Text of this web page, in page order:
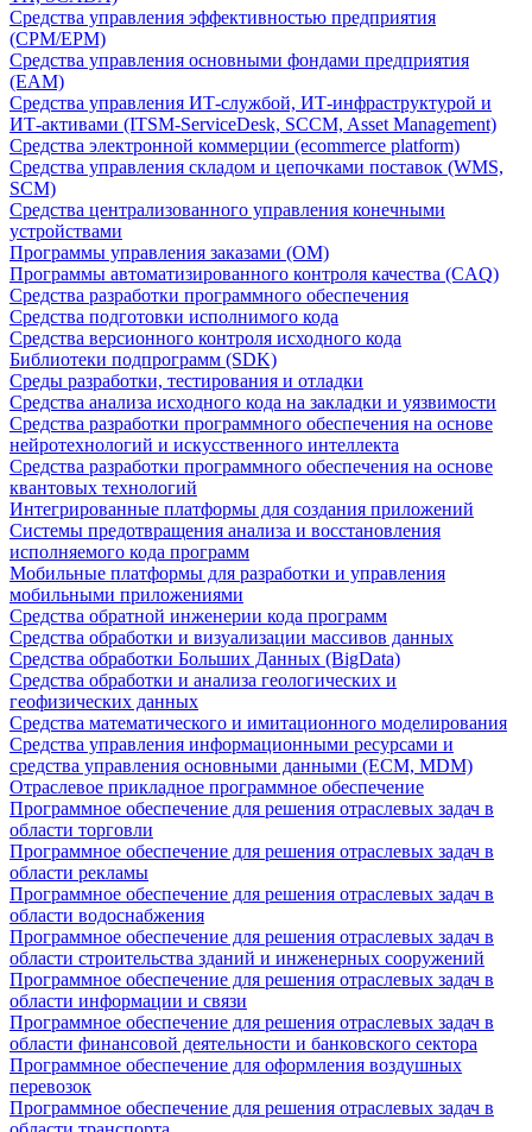
Средства управления эффективностью предприятия
(CPM/EPM)
Средства управления основными фондами предприятия
(EAM)
Средства управления ИТ-службой, ИТ-инфраструктурой и
ИТ-активами (ITSM-ServiceDesk, SCCM, Asset Management)
Средства электронной коммерции (ecommerce platform)
Средства управления складом и цепочками поставок (WMS,
SCM)
Средства централизованного управления конечными
устройствами
Программы управления заказами (OM)
Программы автоматизированного контроля качества (CAQ)
Средства разработки программного обеспечения
Средства подготовки исполнимого кода
Средства версионного контроля исходного кода
Библиотеки подпрограмм (SDK)
Среды разработки, тестирования и отладки
Средства анализа исходного кода на закладки и уязвимости
Средства разработки программного обеспечения на основе
нейротехнологий и искусственного интеллекта
Средства разработки программного обеспечения на основе
квантовых технологий
Интегрированные платформы для создания приложений
Системы предотвращения анализа и восстановления
исполняемого кода программ
Мобильные платформы для разработки и управления
мобильными приложениями
Средства обратной инженерии кода программ
Средства обработки и визуализации массивов данных
Средства обработки Больших Данных (BigData)
Средства обработки и анализа геологических и
геофизических данных
Средства математического и имитационного моделирования
Средства управления информационными ресурсами и
средства управления основными данными (ECM, MDM)
Отраслевое прикладное программное обеспечение
Программное обеспечение для решения отраслевых задач в
области торговли
Программное обеспечение для решения отраслевых задач в
области рекламы
Программное обеспечение для решения отраслевых задач в
области водоснабжения
Программное обеспечение для решения отраслевых задач в
области строительства зданий и инженерных сооружений
Программное обеспечение для решения отраслевых задач в
области информации и связи
Программное обеспечение для решения отраслевых задач в
области финансовой деятельности и банковского сектора
Программное обеспечение для оформления воздушных
перевозок
Программное обеспечение для решения отраслевых задач в